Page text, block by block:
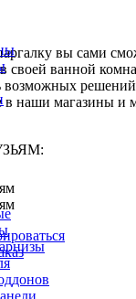
вы сами
своей ванной
возможных
в наши магазины и